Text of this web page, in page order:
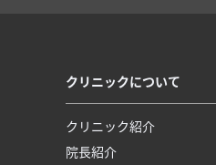
クリニックについて
クリニック紹介
院長紹介